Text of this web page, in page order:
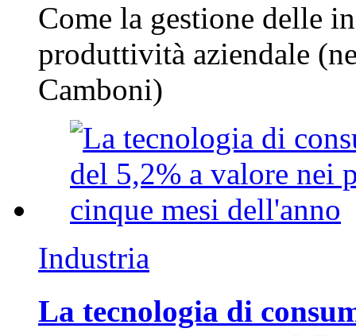
Come la gestione delle
produttività aziendale
Camboni)
Industria
La tecnologia di